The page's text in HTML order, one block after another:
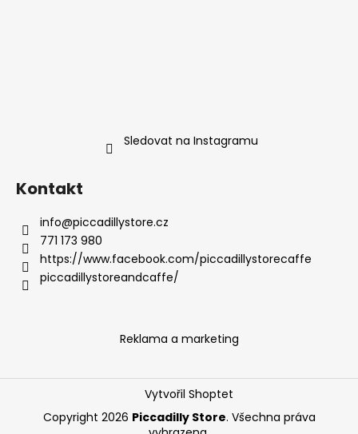
Sledovat na Instagramu
Kontakt
info@piccadillystore.cz
771 173 980
https://www.facebook.com/piccadillystorecaffe
piccadillystoreandcaffe/
Reklama a marketing
Vytvořil Shoptet
Copyright 2026 Piccadilly Store. Všechna práva